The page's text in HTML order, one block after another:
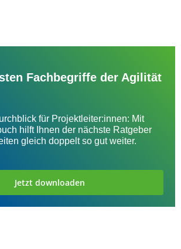
Fachbegriffe der Agilität
für Projektleiter:innen: Mit
hilft Ihnen der nächste Ratgeber
gleich doppelt so gut weiter.
Jetzt downloaden